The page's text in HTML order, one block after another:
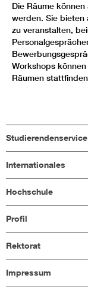
Die Räume
werden. Sie bieten
zu veranstalten,
Workshops
Räumen
Studierendenservice
Internationales
Hochschule
Profil
Rektorat
Impressum